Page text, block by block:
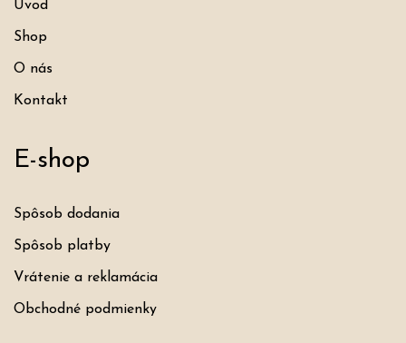
Úvod
Shop
O nás
Kontakt
E-shop
Spôsob dodania
Spôsob platby
Vrátenie a reklamácia
Obchodné podmienky